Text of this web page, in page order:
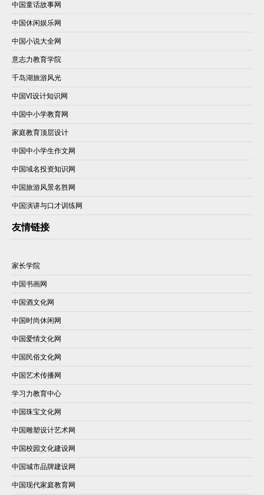
中国童话故事网
中国休闲娱乐网
中国小说大全网
意志力教育学院
千岛湖旅游风光
中国VI设计知识网
中国中小学教育网
家庭教育顶层设计
中国中小学生作文网
中国域名投资知识网
中国旅游风景名胜网
中国演讲与口才训练网
友情链接
家长学院
中国书画网
中国酒文化网
中国时尚休闲网
中国爱情文化网
中国民俗文化网
中国艺术传播网
学习力教育中心
中国珠宝文化网
中国雕塑设计艺术网
中国校园文化建设网
中国城市品牌建设网
中国现代家庭教育网